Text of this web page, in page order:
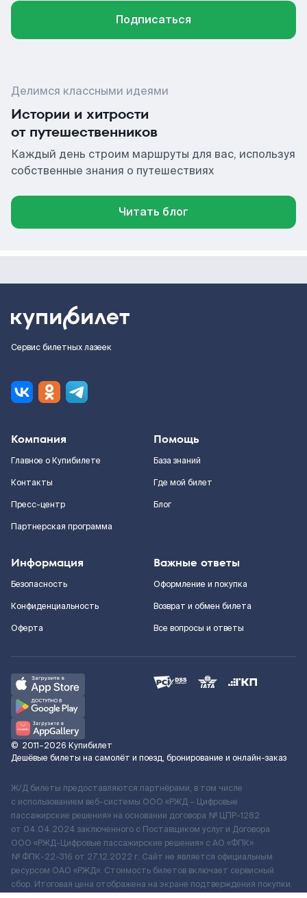
Подписаться
Делимся классными идеями
Истории и хитрости
от путешественников
Каждый день строим маршруты для вас, используя
собственные знания о путешествиях
Читать блог
Сервис билетных лазеек
Компания
Главное о Купибилете
Контакты
Пресс-центр
Партнерская программа
Помощь
База знаний
Где мой билет
Блог
Информация
Безопасность
Конфиденциальность
Оферта
Важные ответы
Оформление и покупка
Возврат и обмен билета
Все вопросы и ответы
© 2011–2026 Купибилет
Дешёвые билеты на самолёт и поезд, бронирование и онлайн-заказ
Ж/Д билеты предоставляются партнёрами, в том числе
с использованием веб-системы ООО «РЖД – Цифровые
пассажирские решения» на основании договора № ЦПР-1282
от 04.04.2024 заключенного с Поставщиком услуг и Договора
ООО «РЖД-Цифровые пассажирские решения» c АО «ФПК»
№ ФПК-22-316 от 27.12.2022 г. Сайт не является официальным
ресурсом ОАО «РЖД». Стоимость билетов включает сервисный
сбор. Итоговая цена отображена на экране подтверждения покупки.